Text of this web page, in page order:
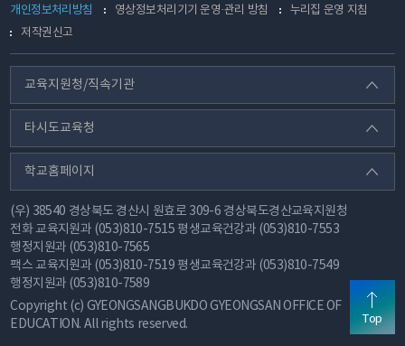
개인정보처리방침 영상정보처리기기 운영·관리 방침
누리집 운영 지침
저작권신고
교육지원청/직속기관
타시도교육청
학교홈페이지
(우) 38540 경상북도 경산시 원효로 309-6 경상북도경산교육지원청
전화교육지원과 (053)810-7515 평생교육건강과 (053)810-7553
행정지원과 (053)810-7565
팩스교육지원과 (053)810-7519 평생교육건강과 (053)810-7549
행정지원과 (053)810-7589
Copyright (c) GYEONGSANGBUKDO GYEONGSAN OFFICE OF
EDUCATION. All rights reserved.
Top